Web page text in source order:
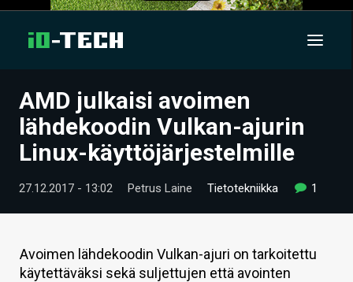
UUTISET
ARTIKKELIT
VIDEOT
TECHBBS
TIETOA
AMD julkaisi avoimen
lähdekoodin Vulkan-ajurin
Linux-käyttöjärjestelmille
27.12.2017 - 13:02 Petrus Laine Tietotekniikka 1
Avoimen lähdekoodin Vulkan-ajuri on tarkoitettu
käytettäväksi sekä suljettujen että avointen